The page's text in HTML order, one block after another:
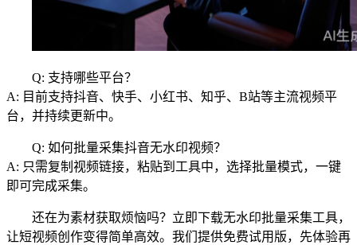
Q: 支持哪些平台？
A: 目前支持抖音、快手、小红书、知乎、B站等主流视频平
台，并持续更新中。
Q: 如何批量采集抖音无水印视频？
A: 只需复制视频链接，粘贴到工具中，选择批量模式，一键
即可完成采集。
还在为素材获取烦恼吗？立即下载无水印批量采集工具，
让短视频创作变得简单高效。我们提供免费试用版，先体验再